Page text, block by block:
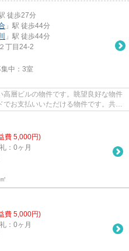
徒歩27分
」駅 徒歩44分
」駅 徒歩44分
２丁目24-2
中： 3室
層ビルの物件です。眺望良好な物件
お支払いいただける物件です。共用
費 5,000円)
：0ヶ月
費 5,000円)
：0ヶ月